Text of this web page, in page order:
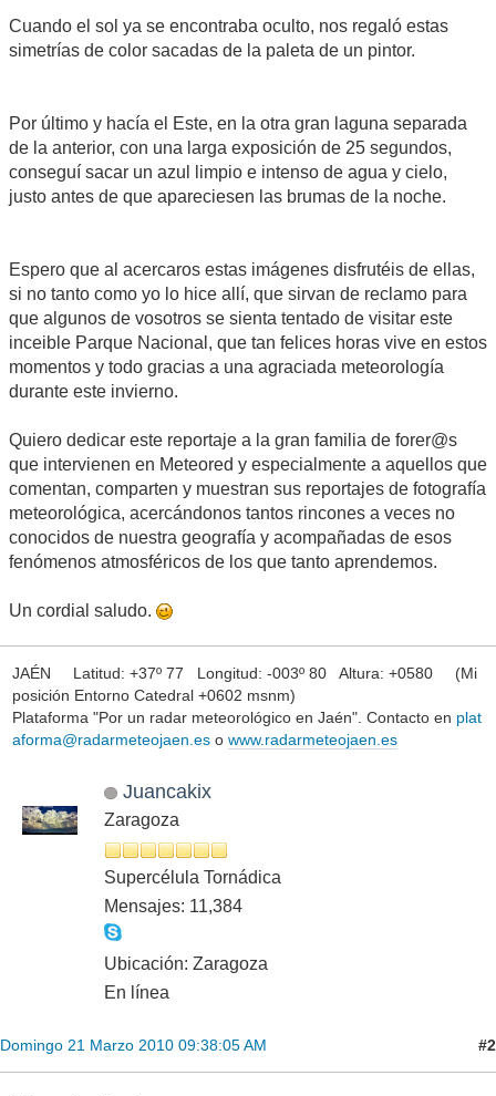
Cuando el sol ya se encontraba oculto, nos regaló estas
simetrías de color sacadas de la paleta de un pintor.
Por último y hacía el Este, en la otra gran laguna separada
de la anterior, con una larga exposición de 25 segundos,
conseguí sacar un azul limpio e intenso de agua y cielo,
justo antes de que apareciesen las brumas de la noche.
Espero que al acercaros estas imágenes disfrutéis de ellas,
si no tanto como yo lo hice allí, que sirvan de reclamo para
que algunos de vosotros se sienta tentado de visitar este
inceible Parque Nacional, que tan felices horas vive en estos
momentos y todo gracias a una agraciada meteorología
durante este invierno.
Quiero dedicar este reportaje a la gran familia de forer@s
que intervienen en Meteored y especialmente a aquellos que
comentan, comparten y muestran sus reportajes de fotografía
meteorológica, acercándonos tantos rincones a veces no
conocidos de nuestra geografía y acompañadas de esos
fenómenos atmosféricos de los que tanto aprendemos.
Un cordial saludo.
JAÉN Latitud: +37º 77 Longitud: -003º 80 Altura: +0580 (Mi
posición Entorno Catedral +0602 msnm)
Plataforma "Por un radar meteorológico en Jaén". Contacto en plat
aforma@radarmeteojaen.eso www.radarmeteojaen.es
Juancakix
Zaragoza
Supercélula Tornádica
Mensajes: 11,384
Ubicación: Zaragoza
En línea
Domingo 21 Marzo 2010 09:38:05 AM #2